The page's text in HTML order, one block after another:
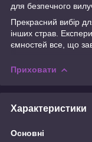
для безпечного
Прекрасний вибір
інших страв.
ємностей все, що
Приховати
Характеристики
Основні